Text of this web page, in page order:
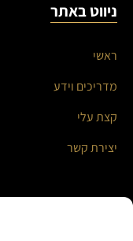
ניווט באתר
ראשי
מדריכים וידע
קצת עלי
יצירת קשר